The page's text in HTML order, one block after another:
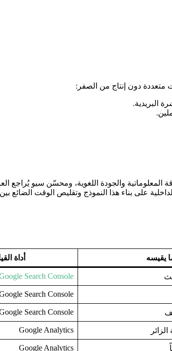
متعددة دون إنتاج من الصفر:
والجودة اللغوية، ومحسّن سيو يُراجع
على بناء هذا النموذج وتقليص الوقت الضائع
يقيسه أداة
Search Console
Search Console
Search Console
Google Analytics
Google Analytics